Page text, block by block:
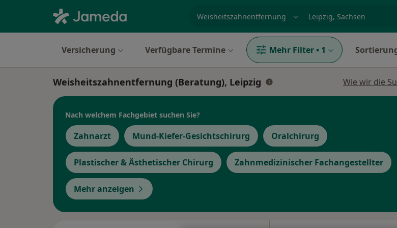
Versicherung Verfügbare Termine Mehr Filter • 1
Weisheitszahnentfernung (Beratung), Leipzig Wie wir die
Nach welchem Fachgebiet suchen Sie?
Zahnarzt Mund-Kiefer-Gesichtschirurg Oralchirurg
Plastischer & Ästhetischer Chirurg Zahnmedizinischer Fachangestellter
Mehr anzeigen